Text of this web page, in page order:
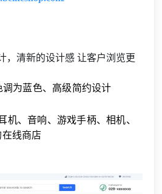
，清新的设计感 让客户浏览更
为蓝色、高级简约设计
机、音响、游戏手柄、相机、
线商店